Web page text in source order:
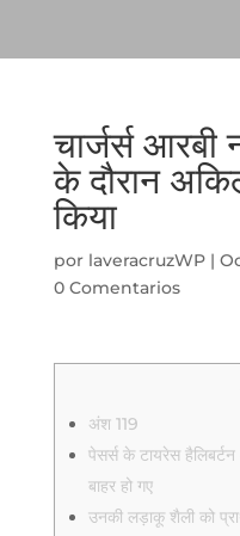
चार्जर्स आरबी
के दौरान
किया
por laveracruzWP|
0 Comentarios
अंश 119
पेसर्स के टायरेस
बाहर हो गए
उनकी लड़ाकू शैली को